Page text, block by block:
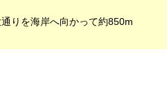
りを海岸へ向かって約850m